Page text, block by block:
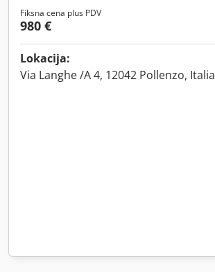
Fiksna cena plus PDV
980 €
Lokacija:
Via Langhe /A 4, 12042 Pollenzo, Italia